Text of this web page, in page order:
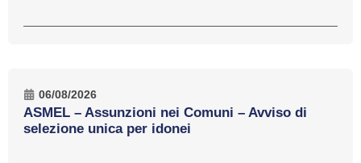
06/08/2026
ASMEL – Assunzioni nei Comuni – Avviso di
selezione unica per idonei